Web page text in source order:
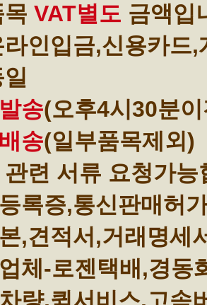
VAT별도 금액입
인입금,신용카드,
송(오후4시30분이
송(일부품목제외)
련 서류 요청가능
록증,통신판매허
,견적서,거래명세
체-로젠택배,경동